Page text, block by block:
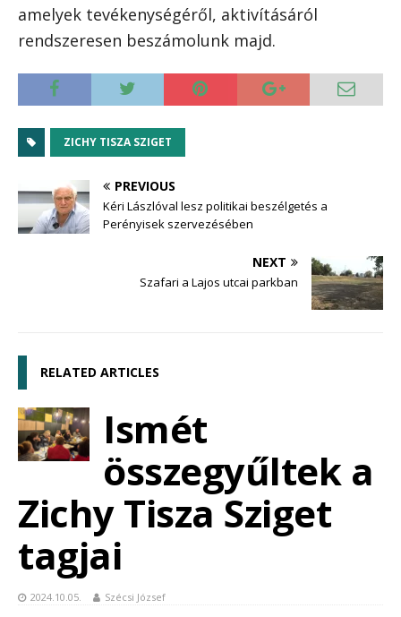
amelyek tevékenységéről, aktivításáról
rendszeresen beszámolunk majd.
ZICHY TISZA SZIGET
PREVIOUS
Kéri Lászlóval lesz politikai beszélgetés a
Perényisek szervezésében
NEXT
Szafari a Lajos utcai parkban
RELATED ARTICLES
Ismét
összegyűltek a
Zichy Tisza Sziget
tagjai
2024.10.05. Szécsi József